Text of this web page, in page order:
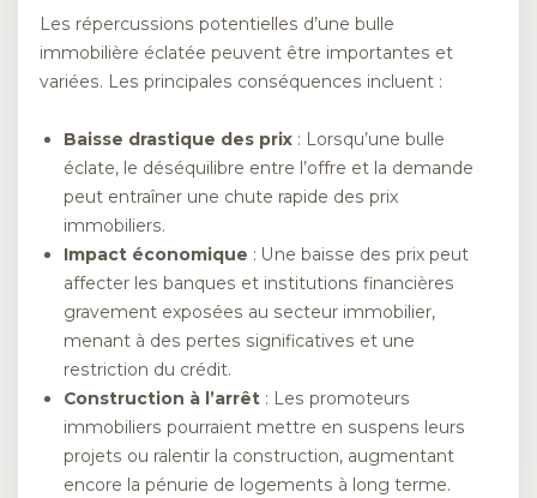
Les répercussions potentielles d’une bulle
immobilière éclatée peuvent être importantes et
variées. Les principales conséquences incluent :
Baisse drastique des prix : Lorsqu’une bulle
éclate, le déséquilibre entre l’offre et la demande
peut entraîner une chute rapide des prix
immobiliers.
Impact économique : Une baisse des prix peut
affecter les banques et institutions financières
gravement exposées au secteur immobilier,
menant à des pertes significatives et une
restriction du crédit.
Construction à l’arrêt : Les promoteurs
immobiliers pourraient mettre en suspens leurs
projets ou ralentir la construction, augmentant
encore la pénurie de logements à long terme.